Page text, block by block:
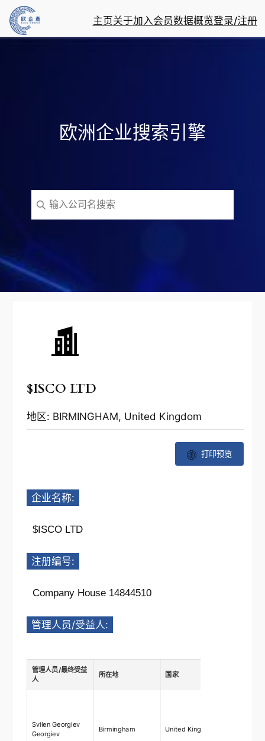
主页关于加入会员数据概览登录/注册
欧洲企业搜索引擎
$ISCO LTD
地区: BIRMINGHAM, United Kingdom
打印预览
企业名称:
$ISCO LTD
注册编号:
Company House 14844510
管理人员/受益人:
管理人员/最终受益
人
所在地 国家
Svilen Georgiev
Georgiev
Birmingham United Kingdom